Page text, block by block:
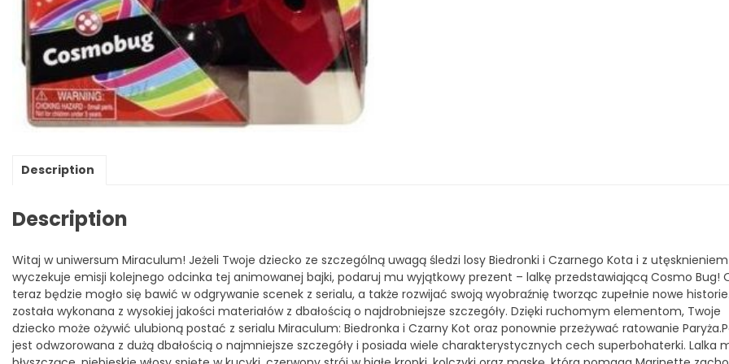
Description
Description
Witaj w uniwersum Miraculum! Jeżeli Twoje dziecko ze szczególną uwagą śledzi losy Biedronki i Czarnego Kota i z utęsknieniem
wyczekuje emisji kolejnego odcinka tej animowanej bajki, podaruj mu wyjątkowy prezent – lalkę przedstawiającą Cosmo Bug!
teraz będzie mogło się bawić w odgrywanie scenek z serialu, a także rozwijać swoją wyobraźnię tworząc zupełnie nowe
została wykonana z wysokiej jakości materiałów z dbałością o najdrobniejsze szczegóły. Dzięki ruchomym elementom, Twoje
dziecko może ożywić ulubioną postać z serialu Miraculum: Biedronka i Czarny Kot oraz ponownie przeżywać ratowanie
jest odwzorowana z dużą dbałością o najmniejsze szczegóły i posiada wiele charakterystycznych cech superbohaterki. Lalka